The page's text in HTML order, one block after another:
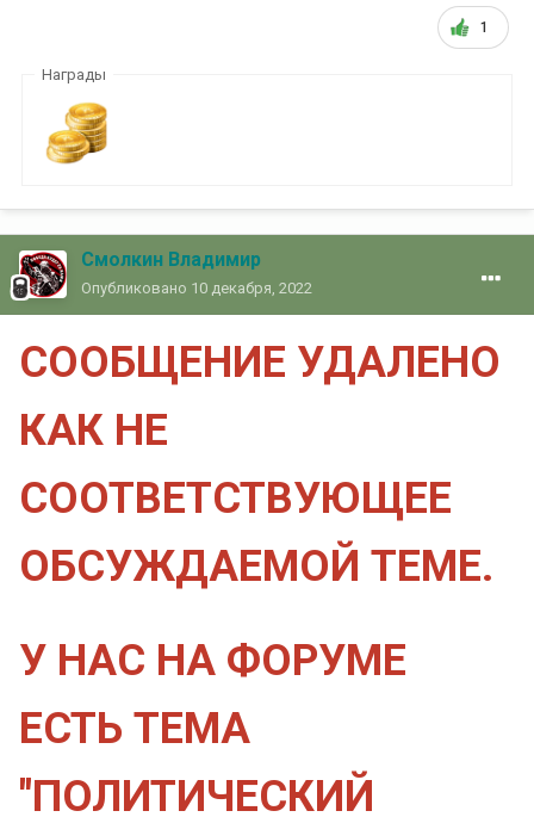
1
Награды
Смолкин Владимир
Опубликовано 10 декабря, 2022
СООБЩЕНИЕ УДАЛЕНО
КАК НЕ
СООТВЕТСТВУЮЩЕЕ
ОБСУЖДАЕМОЙ ТЕМЕ.
У НАС НА ФОРУМЕ
ЕСТЬ ТЕМА
"ПОЛИТИЧЕСКИЙ